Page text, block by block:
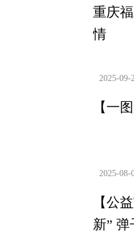
重庆
情
2025-09-
【一
2025-08-
【公
新”